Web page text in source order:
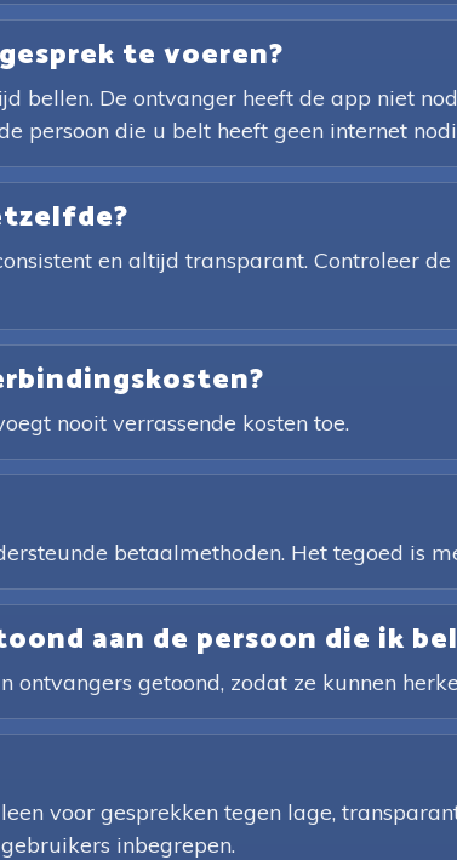
te voeren?
bellen. De ontvanger heeft de app niet
persoon die u belt heeft geen internet
en altijd transparant. Controleer
nooit verrassende kosten toe.
betaalmethoden. Het tegoed is
aan de persoon die ik
getoond, zodat ze kunnen
voor gesprekken tegen lage,
inbegrepen.